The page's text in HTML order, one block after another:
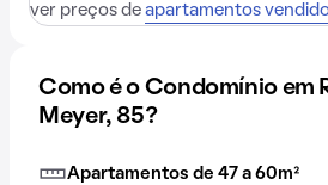
ver preços de apartamentos
Como é o Condomínio em
Meyer, 85?
Apartamentos de 47 a 60m²